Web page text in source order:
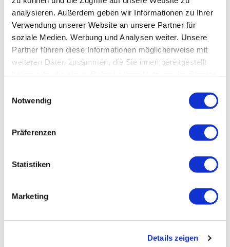
analysieren. Außerdem geben wir Informationen zu Ihrer
Verwendung unserer Website an unsere Partner für
soziale Medien, Werbung und Analysen weiter. Unsere
Partner führen diese Informationen möglicherweise mit
weiteren Daten zusammen, die Sie ihnen bereitgestellt
Notwendig
Präferenzen
Statistiken
Marketing
Details zeigen